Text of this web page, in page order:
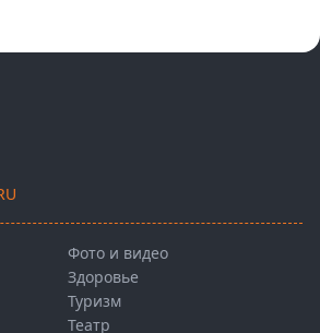
Фото и видео
Здоровье
Туризм
Театр